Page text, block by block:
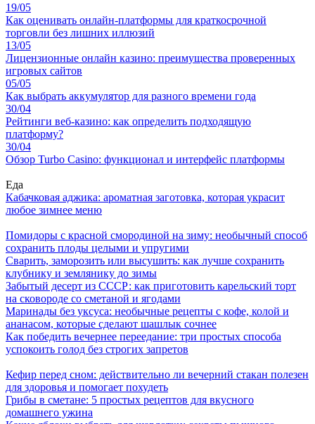
19/05
Как оценивать онлайн-платформы для краткосрочной
торговли без лишних иллюзий
13/05
Лицензионные онлайн казино: преимущества проверенных
игровых сайтов
05/05
Как выбрать аккумулятор для разного времени года
30/04
Рейтинги веб-казино: как определить подходящую
платформу?
30/04
Обзор Turbo Casino: функционал и интерфейс платформы
Еда
Кабачковая аджика: ароматная заготовка, которая украсит
любое зимнее меню
Помидоры с красной смородиной на зиму: необычный способ
сохранить плоды целыми и упругими
Сварить, заморозить или высушить: как лучше сохранить
клубнику и землянику до зимы
Забытый десерт из СССР: как приготовить карельский торт
на сковороде со сметаной и ягодами
Маринады без уксуса: необычные рецепты с кофе, колой и
ананасом, которые сделают шашлык сочнее
Как победить вечернее переедание: три простых способа
успокоить голод без строгих запретов
Кефир перед сном: действительно ли вечерний стакан полезен
для здоровья и помогает похудеть
Грибы в сметане: 5 простых рецептов для вкусного
домашнего ужина